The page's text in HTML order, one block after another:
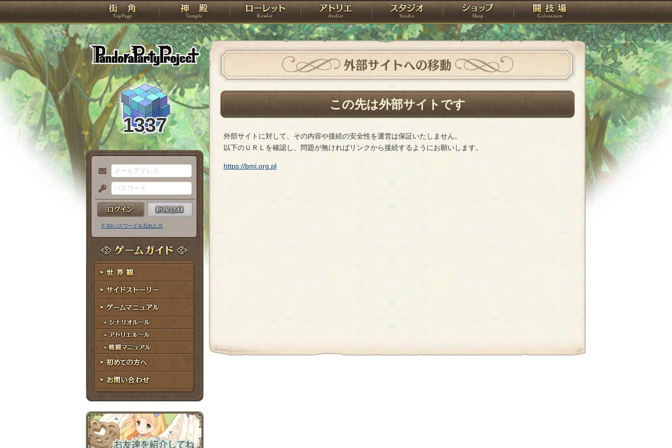
PandoraPartyProject
TOP 神殿 ローレット アトリエ スタジオ ショップ 闘技場
1337
メ
ー
ル
ア
ド
レ
ス
パ
ス
ー
ド
※ ID/パスワードを忘れた方
ゲームガイド
世界観
サイドストーリー
ゲームマニュアル
シナリオルール
アトリエルール
戦闘マニュアル
初めての方へ
お問い合わせ
外部サイトへの移動
この先は外部サイトです
外部サイトに対して、その内容や接続の安全性を運営は保証いたしません。
以下のＵＲＬを確認し、問題が無ければリンクから接続するようにお願いします。
https://bmi.org.pl